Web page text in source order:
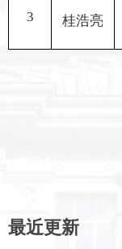
3 桂浩亮
最近更新